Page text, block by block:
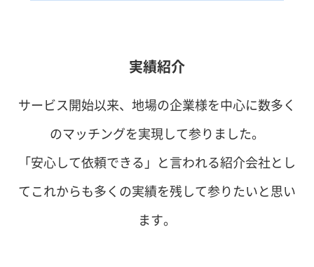
実績紹介
サービス開始以来、地場の企業様を中心に数多く
のマッチングを実現して参りました。
「安心して依頼できる」と言われる紹介会社とし
てこれからも多くの実績を残して参りたいと思い
ます。